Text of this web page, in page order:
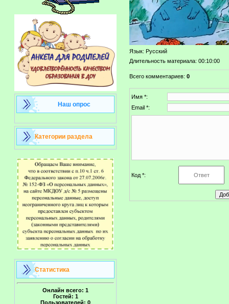
Наш опрос
Категории раздела
Статистика
Онлайн всего: 1
Гостей: 1
Пользователей: 0
Язык: Русский
Длительность материала: 00:10:00
Всего комментариев: 0
Имя *:
Email *:
Код *: